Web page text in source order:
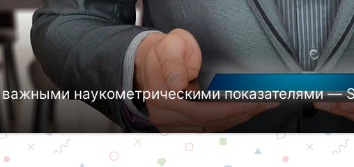
наукометрическими показателями —
каждый научный вклад и деятельность ученого